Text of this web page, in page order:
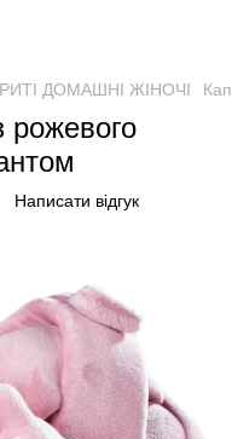
ДОМАШНІ ЖІНОЧІ
рожевого
Написати відгук